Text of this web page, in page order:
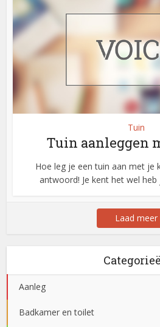
Tuin
Tuin aanleggen
Hoe leg je een tuin aan met je
antwoord! Je kent het wel
Laad meer
Aanleg
Badkamer en toilet